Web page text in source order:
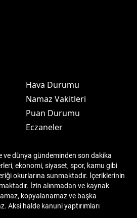
Hava Durumu
Namaz Vakitleri
Puan Durumu
Eczaneler
ve dünya gündeminden son dakika
ekonomi, siyaset, spor, kamu gibi
okurlarına sunmaktadır. İçeriklerinin
İzin alınmadan ve kaynak
kopyalanamaz ve başka
Aksi halde kanuni yaptırımları